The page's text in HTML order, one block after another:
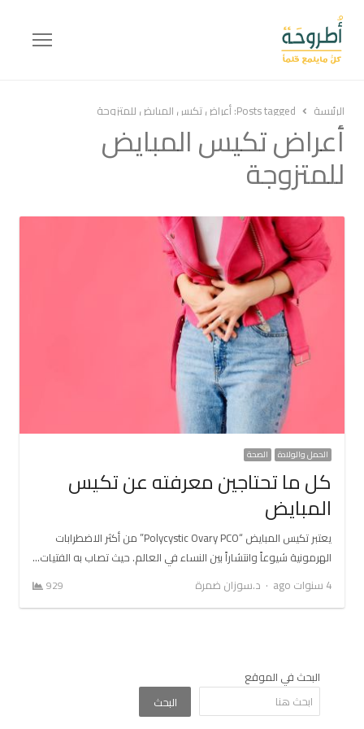
Menu
الرئيسة Posts tagged: أعراض تكيس المبايض للمتزوجة
أعراض تكيس المبايض
للمتزوجة
الحمل والولادة الصحة
كل ما تحتاجين معرفته عن تكيس
المبايض
يعتبر تكيس المبايض “Polycystic Ovary PCO” من أكثر الاضطرابات
الهرمونية شيوعاً وانتشاراً بين النساء في العالم. حيث تصاب به الفتيات…
4 سنوات ago
Author
د.سوزان ضمرة 929
البحث في الموقع
البحث